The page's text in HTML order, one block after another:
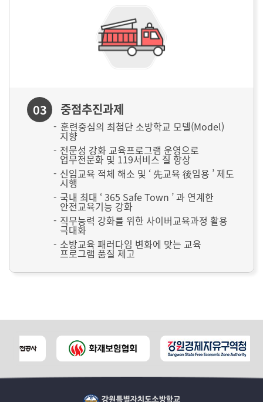
03 중점추진과제
훈련중심의 최첨단 소방학교 모델(Model)
지향
전문성 강화 교육프로그램 운영으로
업무전문화 및 119서비스 질 향상
신임교육 적체 해소 및 ‘ 先교육 後임용 ’ 제도
시행
국내 최대 ‘ 365 Safe Town ’ 과 연계한
안전교육기능 강화
직무능력 강화를 위한 사이버교육과정 활용
극대화
소방교육 패러다임 변화에 맞는 교육
프로그램 품질 제고